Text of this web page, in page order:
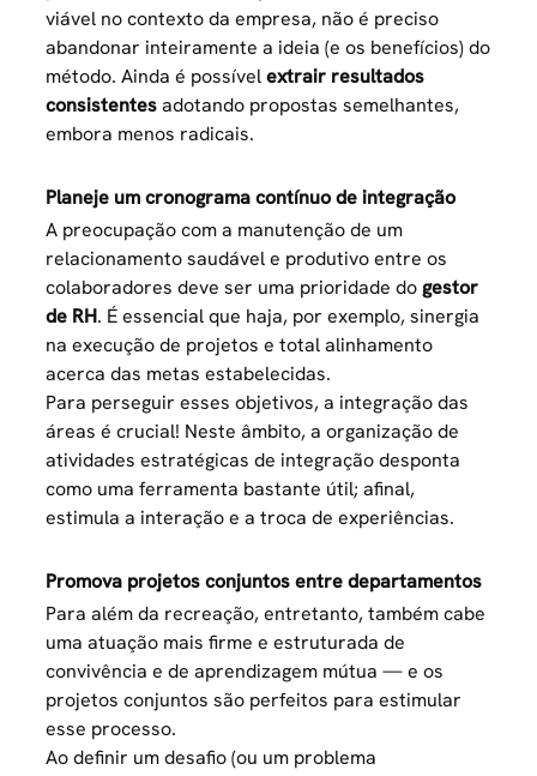
viável no contexto da empresa, não é preciso
abandonar inteiramente a ideia (e os benefícios) do
método. Ainda é possívelextrair resultados
consistentesadotando propostas semelhantes,
embora menos radicais.
Planeje um cronograma contínuo de integração
A preocupação com a manutenção de um
relacionamento saudável e produtivo entre os
colaboradores deve ser uma prioridade dogestor
de RH. É essencial que haja, por exemplo, sinergia
na execução de projetos e total alinhamento
acerca das metas estabelecidas.
Para perseguir esses objetivos, a integração das
áreas é crucial! Neste âmbito, a organização de
atividades estratégicas de integração desponta
como uma ferramenta bastante útil; afinal,
estimula a interação e a troca de experiências.
Promova projetos conjuntos entre departamentos
Para além da recreação, entretanto, também cabe
uma atuação mais firme e estruturada de
convivência e de aprendizagem mútua — e os
projetos conjuntos são perfeitos para estimular
esse processo.
Ao definir um desafio (ou um problema